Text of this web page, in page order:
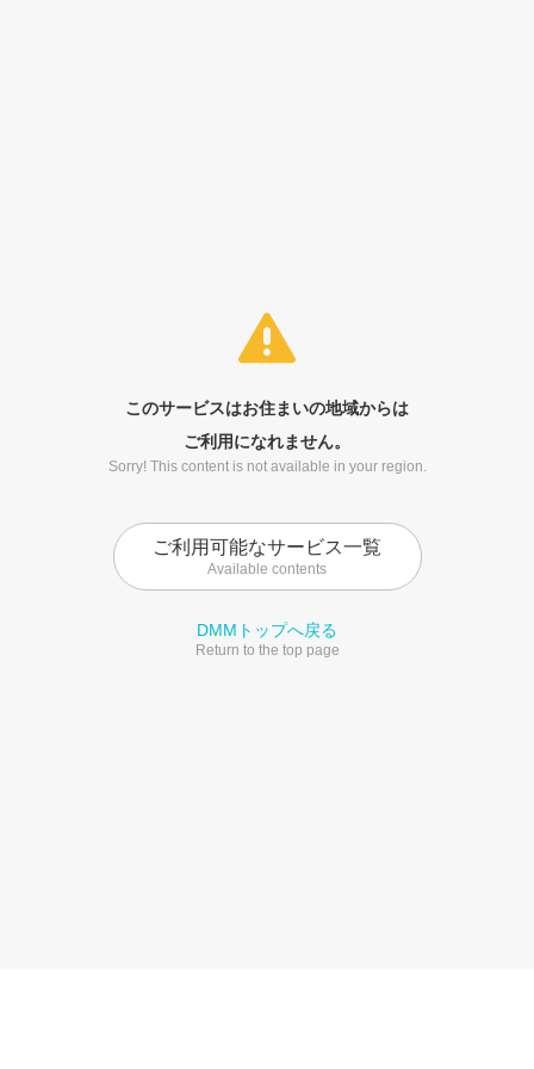
このサービスはお住まいの地域からは
ご利用になれません。
Sorry! This content is not available in your region.
ご利用可能なサービス一覧
Available contents
DMMトップへ戻る
Return to the top page